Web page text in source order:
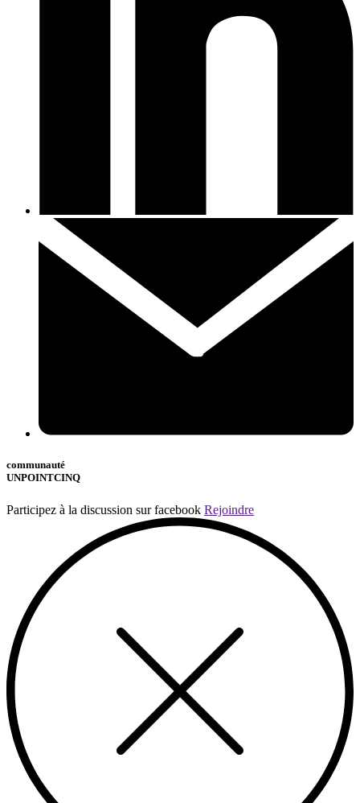
communauté
UNPOINTCINQ
Participez à la discussion sur facebook Rejoindre